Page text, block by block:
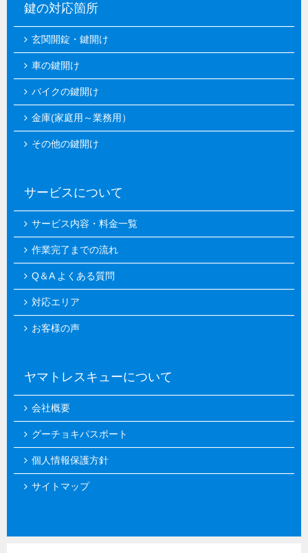
鍵の対応箇所
玄関開錠・鍵開け
車の鍵開け
バイクの鍵開け
金庫(家庭用～業務用）
その他の鍵開け
サービスについて
サービス内容・料金一覧
作業完了までの流れ
Q＆A よくある質問
対応エリア
お客様の声
ヤマトレスキューについて
会社概要
グーチョキパスポート
個人情報保護方針
サイトマップ